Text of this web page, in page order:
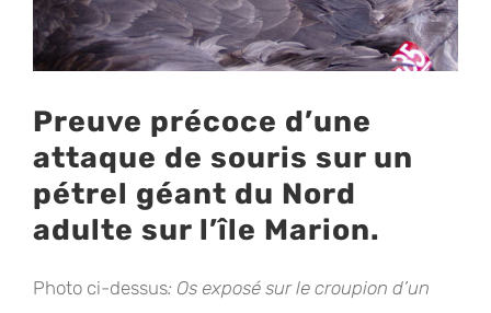
Preuve précoce d’une
attaque de souris sur un
pétrel géant du Nord
adulte sur l’île Marion.
Photo ci-dessus: Os exposé sur le croupion d’un